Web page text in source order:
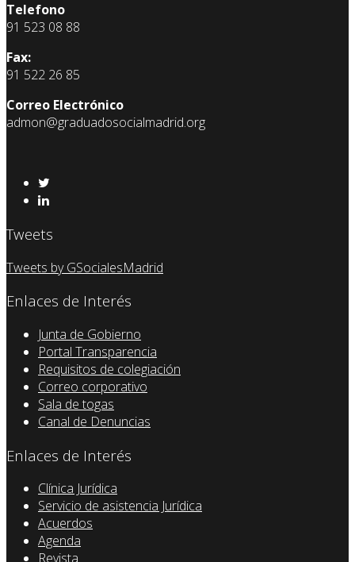
Telefono
91 523 08 88
Fax:
91 522 26 85
Correo Electrónico
admon@graduadosocialmadrid.org
Tweets
Tweets by GSocialesMadrid
Enlaces de Interés
Junta de Gobierno
Portal Transparencia
Requisitos de colegiación
Correo corporativo
Sala de togas
Canal de Denuncias
Enlaces de Interés
Clínica Jurídica
Servicio de asistencia Jurídica
Acuerdos
Agenda
Revista